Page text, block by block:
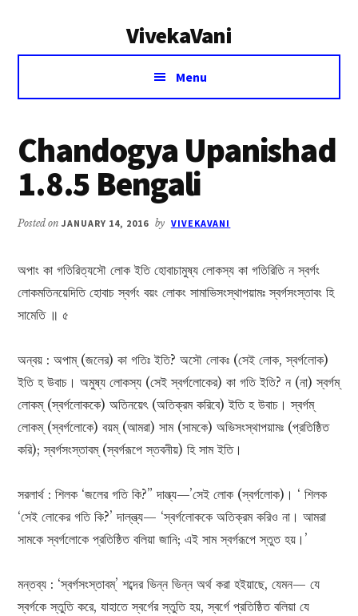
VivekaVani
Voice
Vivekananda
Menu
Chandogya Upanishad
1.8.5 Bengali
Posted onJANUARY 14, 2016 by VIVEKAVANI
অপাং কা গতিরিত্যসৌ লোক ইতি হোবাচামুষ্য লোকস্য কা গতিরিতি ন স্বর্গং
লোকমতিনয়েদিতি হোবাচ স্বর্গং বয়ং লোকং সামাভিসংস্থাপয়ামঃ স্বর্গসংস্তাবং হি
সামেতি ॥ ৫
অন্বয় : অপাম্ (জলের) কা গতিঃ ইতি? অসৌ লোকঃ (সেই লোক, স্বৰ্গলোক)
ইতি হ উবাচ। অমুষ্য লোকস্য (সেই স্বর্গলোকের) কা গতি ইতি? ন (না) স্বৰ্গম্
লোকম্‌ (স্বর্গলোককে) অতিনয়েৎ (অতিক্রম করিবে) ইতি হ উবাচ। স্বর্গম্
লোকম্ (স্বর্গলোকে) বয়ম্ (আমরা) সাম (সামকে) অভিসংস্থাপয়ামঃ (প্রতিষ্ঠিত
করি); স্বর্গসংস্তাবম্ (স্বর্গরূপে স্তবনীয়) হি সাম ইতি।
সরলার্থ : শিলক ‘জলের গতি কি?” দাল্ভ্য—’সেই লোক (স্বর্গলোক)। ‘ শিলক
‘সেই লোকের গতি কি?’ দাল্‌ল্ভ্য— ‘স্বর্গলোককে অতিক্রম করিও না। আমরা
সামকে স্বর্গলোকে প্রতিষ্ঠিত বলিয়া জানি; এই সাম স্বর্গরূপে স্তুত হয়।’
মন্তব্য : ‘স্বর্গসংস্তাবম্’ শব্দের ভিন্ন ভিন্ন অর্থ করা হইয়াছে, যেমন— যে
স্বৰ্গকে স্তুতি করে, যাহাতে স্বর্গের স্তুতি হয়, স্বর্গে প্রতিষ্ঠিত বলিয়া যে